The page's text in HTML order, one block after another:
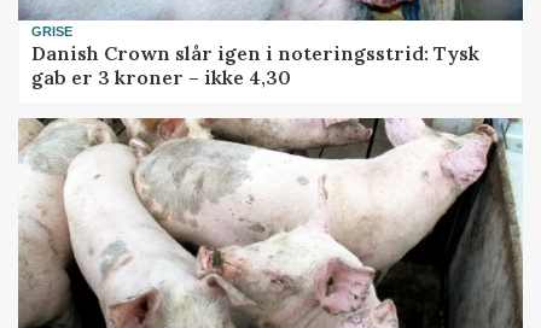
GRISE
Danish Crown slår igen i noteringsstrid: Tysk
gab er 3 kroner – ikke 4,30